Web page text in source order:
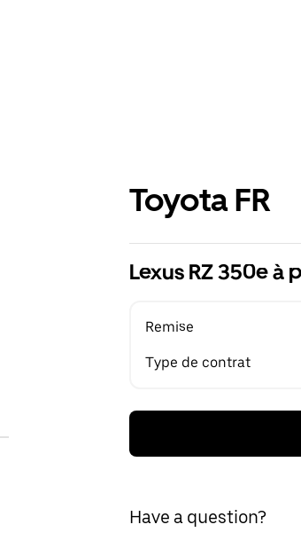
Toyota FR
Lexus RZ 350e à
Remise
Type de contrat
Have a question?